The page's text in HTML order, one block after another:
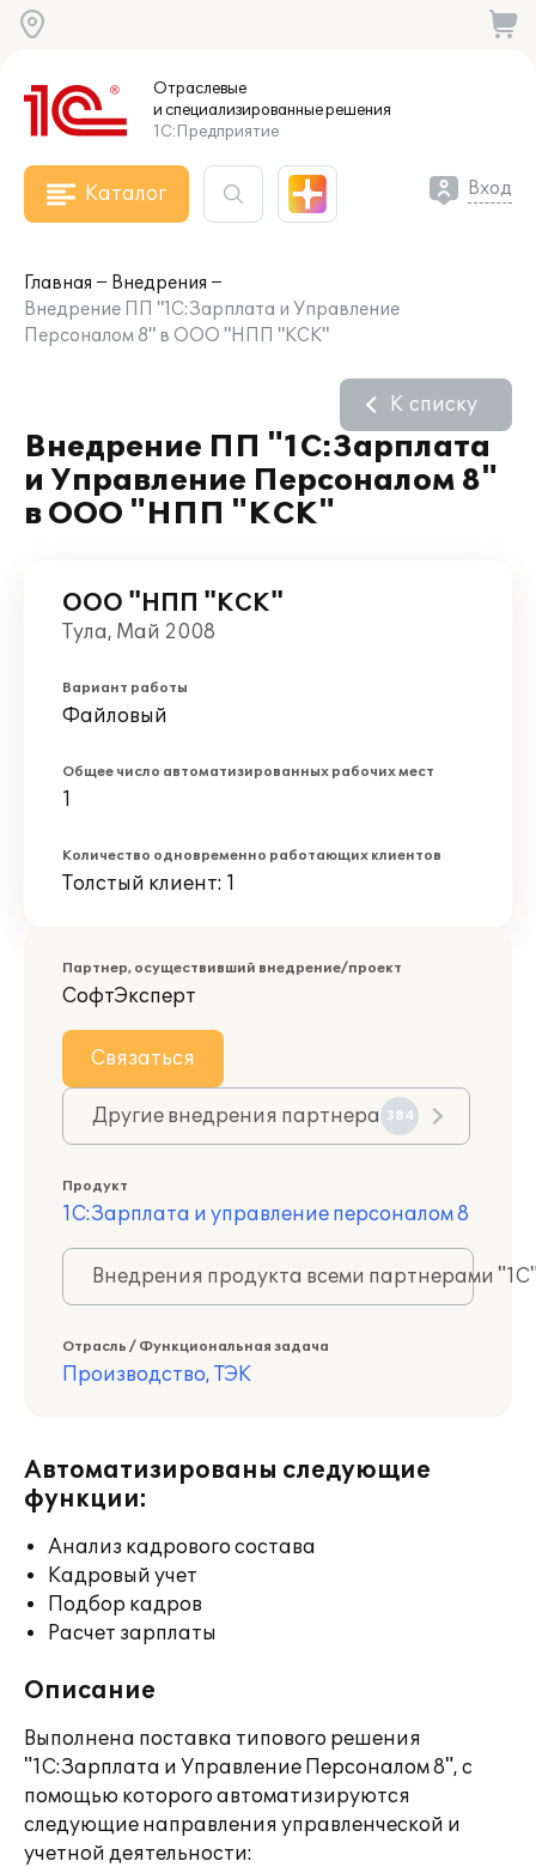
Отраслевые
и специализированныерешения
1С:Предприятие
Каталог Вход
Главная
Внедрения
Внедрение ПП "1С:Зарплата и Управление
Персоналом 8" в ООО "НПП "КСК"
Внедрение ПП "1С:Зарплата
и Управление Персоналом 8"
в ООО "НПП "КСК"
К списку
ООО "НПП "КСК"
Тула, Май 2008
Вариант работы
Файловый
Общее число автоматизированных рабочих мест
1
Количество одновременно работающих клиентов
Толстый клиент: 1
Партнер, осуществивший внедрение/проект
СофтЭксперт
Связаться
Другие внедрения партнера 384
Продукт
1С:Зарплата и управление персоналом 8
Внедрения продукта всеми партнерами
Отрасль / Функциональная задача
Производство, ТЭК
Автоматизированы следующие
функции:
Анализ кадрового состава
Кадровый учет
Подбор кадров
Расчет зарплаты
Описание
Выполнена поставка типового решения
"1С:Зарплата и Управление Персоналом 8", с
помощью которого автоматизируются
следующие направления управленческой и
учетной деятельности: